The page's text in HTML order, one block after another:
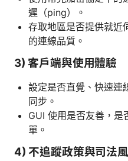
遲（ping）。
存取地區是否提供就近
的連線品質。
3) 客戶端與使用體驗
設定是否直覺、快速連
同步。
GUI 使用是否友善，是
單。
4) 不追蹤政策與司法